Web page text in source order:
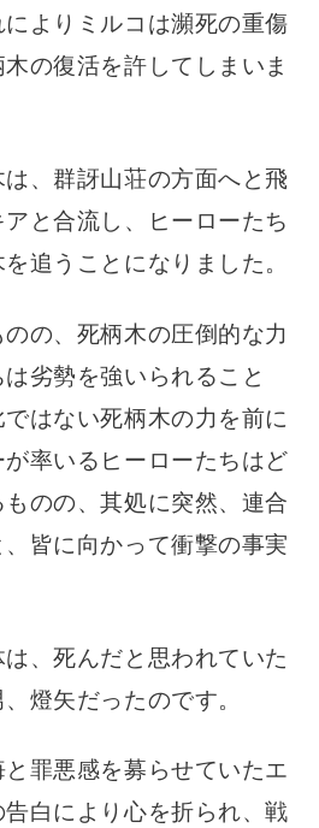
よりミルコは瀕死の重傷
の復活を許してしまいま
、群訝山荘の方面へと飛
と合流し、ヒーローたち
追うことになりました。
の、死柄木の圧倒的な力
劣勢を強いられること
はない死柄木の力を前に
率いるヒーローたちはど
のの、其処に突然、連合
皆に向かって衝撃の事実
、死んだと思われていた
燈矢だったのです。
罪悪感を募らせていたエ
白により心を折られ、戦